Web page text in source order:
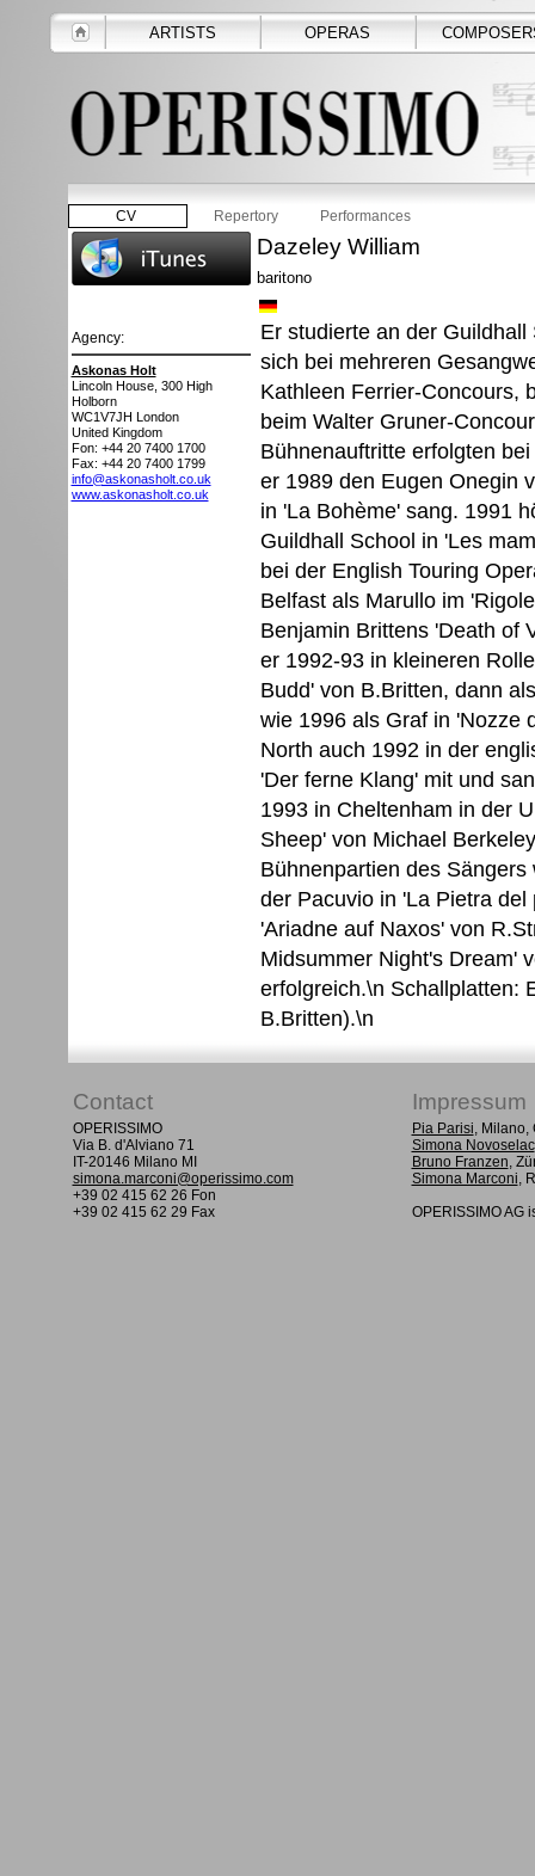
ARTISTS OPERAS
CV Repertory Performances
Agency:
Askonas Holt
Lincoln House, 300 High
Holborn
WC1V7JH London
United Kingdom
Fon: +44 20 7400 1700
Fax: +44 20 7400 1799
info@askonasholt.co.uk
www.askonasholt.co.uk
Dazeley William
baritono
Er studierte an der
sich bei mehreren
Kathleen Ferrier-Concours,
beim Walter Gruner-
Bühnenauftritte erfolgten
er 1989 den Eugen Onegin
in 'La Bohème' sang. 1991
Guildhall School in 'Les
bei der English Touring
Belfast als Marullo im
Benjamin Brittens 'Death of
er 1992-93 in kleineren
Budd' von B.Britten, dann
wie 1996 als Graf in 'Nozze
North auch 1992 in der
'Der ferne Klang' mit und
1993 in Cheltenham in der
Sheep' von Michael
Bühnenpartien des
der Pacuvio in 'La Pietra
'Ariadne auf Naxos' von
Midsummer Night's Dream'
erfolgreich.\n Schallplatten:
B.Britten).\n
Contact Impressum
OPERISSIMO
Via B. d'Alviano 71
IT-20146 Milano MI
simona.marconi@operissimo.com
+39 02 415 62 26 Fon
+39 02 415 62 29 Fax
Pia Parisi, Milano,
Simona Novoselac
Bruno Franzen,
Simona Marconi,
OPERISSIMO AG